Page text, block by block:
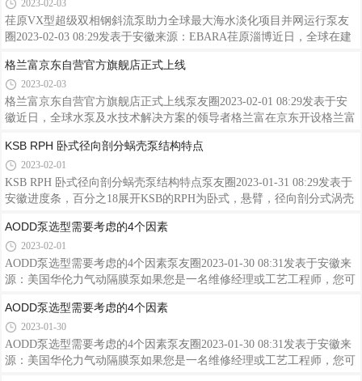
2023-02-03
荏原VX型超级双相钢斜流泵助力全球最大海水淡化项目并网运行泵友
圈2023-02-03 08:29发表于安徽来源：EBARA荏原淄博近日，全球在建
功并网，1号、2号两台机组总产水37945m3/h，标志着项目两台机组全
部满负荷运行。荏原的水泵解决方案在此次项目中发挥了重要作用，再
次确认了荏原作为行业中值得信赖的解决方案提供商的地位。塔维勒海
水淡化项目位于阿布扎比市区东北约50公里的波斯湾海岸线附近，也是
技术，日
格兰富京东自营官方旗舰店正式上线
2023-02-03
格兰富京东自营官方旗舰店正式上线泵友圈2023-02-01 08:29发表于安
徽近日，全球水泵及水技术解决方案的领导者格兰富在京东开设格兰富
务，格兰富将携手京东开展强强联合，为企业客户搭建数字化的供应
链，创造无界、无忧的数智化采购体验。全新上线的格兰富京东自营官
方旗舰店，格兰富提供三大强有力保证：正品好货原厂直发高品质的原
厂服务上线产品：包括两大应用领域：商业建筑和工业8大应用场景8大
店铺，并
KSB RPH 卧式径向剖分蜗壳泵结构特点
2023-02-01
KSB RPH 卧式径向剖分蜗壳泵结构特点泵友圈2023-01-31 08:29发表于
安徽进度条，百分之18展开KSB的RPH为卧式，悬臂，径向剖分式涡壳
API610最新版技术要求。流量最大可达4150m3/hr, 扬程达270米，设计
温度-70℃到+450℃，承压达100公斤，广泛材料选择、可提供低温等其
他材料。KSB的API610标准OH2型化工泵，有70多种水力模型，可根据
API标准优化选择，诱导轮可用于关键NPSH条件下的应用。观看1156
02:54ANDRITZ安德
AODD泵选型需要考虑的4个因素
2023-02-01
AODD泵选型需要考虑的4个因素泵友圈2023-01-30 08:31发表于安徽来
源：美国华伦力气动隔膜泵如果您是一名维修经理或工艺工程师，您可
作简单，但这种泵可选择的款式也很多，今天让我们一起来看看选择适
合您的AODD泵型需要考虑的因素。为何选择气动双隔膜泵？气动双隔
膜泵的独特优势，使其成为许多富有挑战性的应用的明智之选。气动双
隔膜泵(AODD)是一种不同于其它正排量泵，以压缩空气或天然气为动
AODD泵选型需要考虑的4个因素
2023-01-30
AODD泵选型需要考虑的4个因素泵友圈2023-01-30 08:31发表于安徽来
源：美国华伦力气动隔膜泵如果您是一名维修经理或工艺工程师，您可